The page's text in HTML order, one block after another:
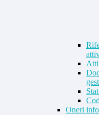
Atti
Oneri